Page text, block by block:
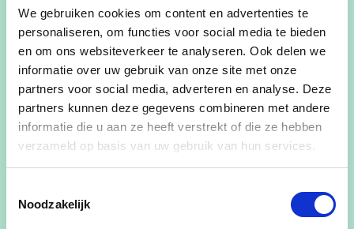
We gebruiken cookies om content en advertenties te
personaliseren, om functies voor social media te bieden
en om ons websiteverkeer te analyseren. Ook delen we
informatie over uw gebruik van onze site met onze
partners voor social media, adverteren en analyse. Deze
partners kunnen deze gegevens combineren met andere
informatie die u aan ze heeft verstrekt of die ze hebben
verzameld op basis van uw gebruik van hun services.
Noodzakelijk
Ook aandachtspunten in de omgeving van of
binnen het betrokken gebied kunnen ingesproken
worden : verkeersproblematiek,
landbouwgebieden, fauna en flora,
landschappen…
Voor een mooi overzicht rondde verschillende